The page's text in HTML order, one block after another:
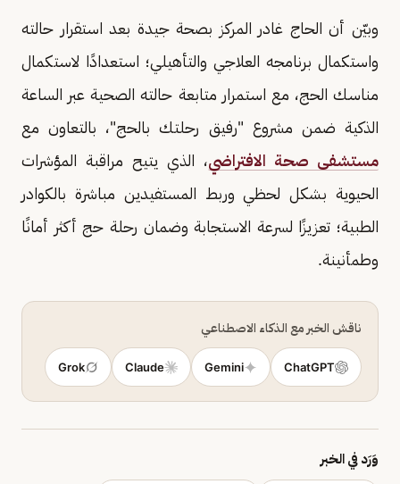
وبيّن أن الحاج غادر المركز بصحة جيدة بعد استقرار حالته
واستكمال برنامجه العلاجي والتأهيلي؛ استعدادًا لاستكمال
مناسك الحج، مع استمرار متابعة حالته الصحية عبر الساعة
الذكية ضمن مشروع "رفيق رحلتك بالحج"، بالتعاون مع
مستشفى صحة الافتراضي، الذي يتيح مراقبة المؤشرات
الحيوية بشكل لحظي وربط المستفيدين مباشرة بالكوادر
الطبية؛ تعزيزًا لسرعة الاستجابة وضمان رحلة حج أكثر أمانًا
وطمأنينة.
ناقش الخبر مع الذكاء الاصطناعي
ChatGPT
Gemini
Claude
Grok
وَرَد في الخبر